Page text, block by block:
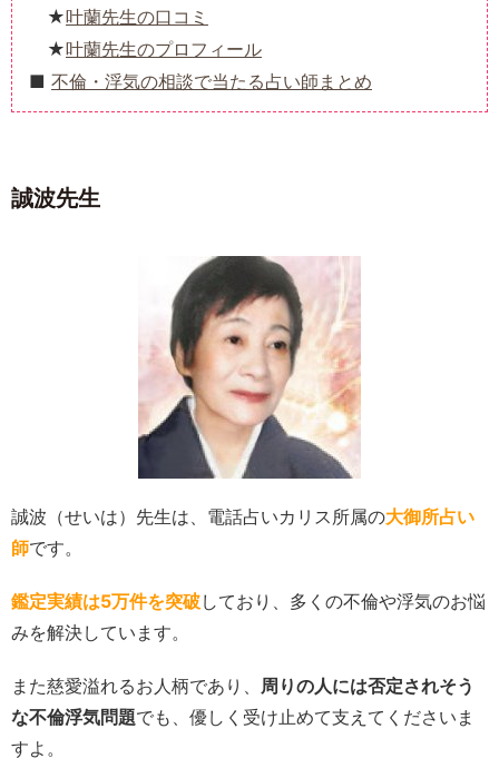
叶蘭先生の口コミ
叶蘭先生のプロフィール
不倫・浮気の相談で当たる占い師まとめ
誠波先生
誠波（せいは）先生は、電話占いカリス所属の大御所占い
師です。
鑑定実績は5万件を突破しており、多くの不倫や浮気のお悩
みを解決しています。
また慈愛溢れるお人柄であり、 周りの人には否定されそう
な不倫浮気問題でも、優しく受け止めて支えてくださいま
すよ。